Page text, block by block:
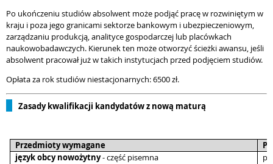
Po ukończeniu studiów absolwent może podjąć pracę w rozwiniętym w
kraju i poza jego granicami sektorze bankowym i ubezpieczeniowym,
zarządzaniu produkcją, analityce gospodarczej lub placówkach
naukowobadawczych. Kierunek ten może otworzyć ścieżki awansu, jeśli
absolwent pracował już w takich instytucjach przed podjęciem studiów.
Opłata za rok studiów niestacjonarnych: 6500 zł.
Zasady kwalifikacji kandydatów z nową maturą
Przedmioty wymagane
język obcy nowożytny- część pisemna